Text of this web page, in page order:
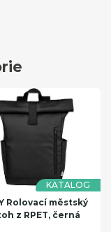
KATALOG
Rolovací městský
z RPET, černá